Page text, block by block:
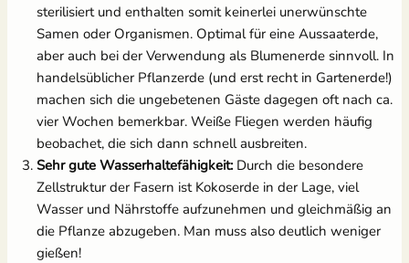
sterilisiert und enthalten somit keinerlei unerwünschte
Samen oder Organismen. Optimal für eine Aussaaterde,
aber auch bei der Verwendung als Blumenerde sinnvoll. In
handelsüblicher Pflanzerde (und erst recht in Gartenerde!)
machen sich die ungebetenen Gäste dagegen oft nach ca.
vier Wochen bemerkbar. Weiße Fliegen werden häufig
beobachet, die sich dann schnell ausbreiten.
Sehr gute Wasserhaltefähigkeit: Durch die besondere
Zellstruktur der Fasern ist Kokoserde in der Lage, viel
Wasser und Nährstoffe aufzunehmen und gleichmäßig an
die Pflanze abzugeben. Man muss also deutlich weniger
gießen!